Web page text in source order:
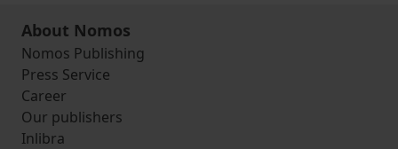
About Nomos
Nomos Publishing
Press Service
Career
Our publishers
Inlibra